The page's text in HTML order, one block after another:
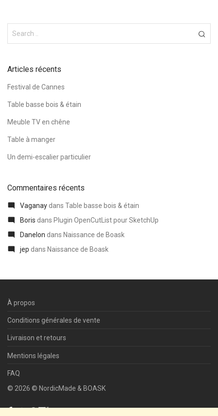
Articles récents
Festival de Cannes
Table basse bois & étain
Meuble TV en chêne
Table à manger
Un demi-escalier particulier
Commentaires récents
Vaganay dans Table basse bois & étain
Boris dans Plugin OpenCutList pour SketchUp
Danelon dans Naissance de Boask
jep dans Naissance de Boask
À propos
Conditions générales de vente
Livraison et retours
Mentions légales
FAQ
© 2026 © NordicMade & BOASK